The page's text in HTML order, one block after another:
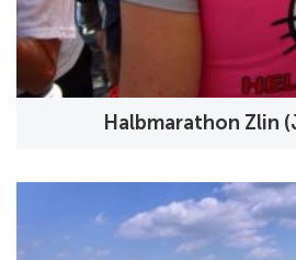
Halbmarathon Zlin